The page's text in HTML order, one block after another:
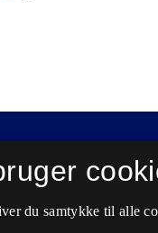
du samtykke til alle